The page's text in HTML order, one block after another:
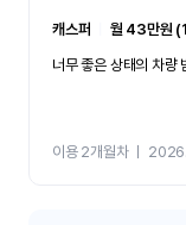
캐스퍼
월 43만원
너무 좋은 상태의 차량
이용 2개월차ㅣ